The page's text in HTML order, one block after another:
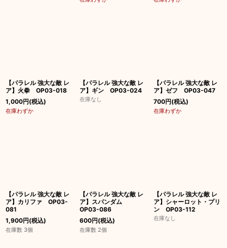
【パラレル 強大な敵 レ
ア】火拳 OP03-018
1,000円(税込)
在庫わずか
【パラレル 強大な敵 レ
ア】ギン OP03-024
在庫なし
【パラレル 強大な敵 レ
ア】ゼフ OP03-047
700円(税込)
在庫わずか
【パラレル 強大な敵 レ
ア】カリファ OP03-
081
1,900円(税込)
在庫数 3個
【パラレル 強大な敵 レ
ア】スパンダム
OP03-086
600円(税込)
在庫数 2個
【パラレル 強大な敵 レ
ア】シャーロット・プリ
ン OP03-112
在庫なし